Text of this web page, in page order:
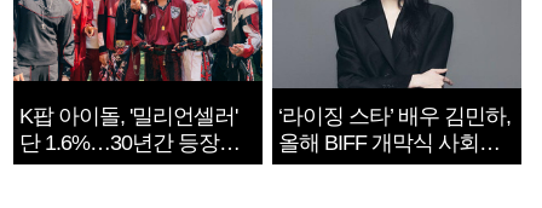
K팝 아이돌, '밀리언셀러'
단 1.6%…30년간 등장
1182개팀 전수조사
‘라이징 스타’ 배우 김민하,
올해 BIFF 개막식 사회자
확정